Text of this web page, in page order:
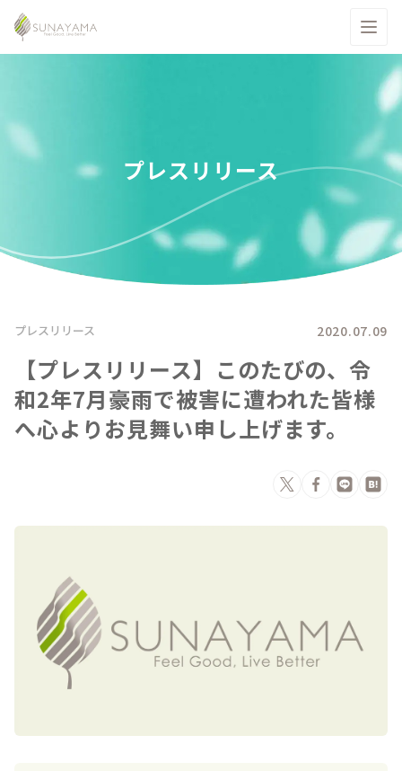
プレスリリース
プレスリリース 2020.07.09
【プレスリリース】このたびの、令
和2年7月豪雨で被害に遭われた皆様
へ心よりお見舞い申し上げます。